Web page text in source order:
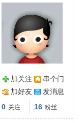
加关注
串个门
加好友
发消息
0 关注 16 粉丝